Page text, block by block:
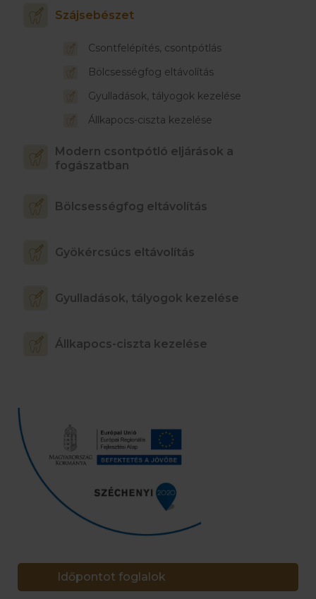
Szájsebészet
Csontfelépítés, csontpótlás
Bölcsességfog eltávolítás
Gyulladások, tályogok kezelése
Állkapocs-ciszta kezelése
Modern csontpótló eljárások a
fogászatban
Bölcsességfog eltávolítás
Gyökércsúcs eltávolítás
Gyulladások, tályogok kezelése
Állkapocs-ciszta kezelése
Időpontot foglalok